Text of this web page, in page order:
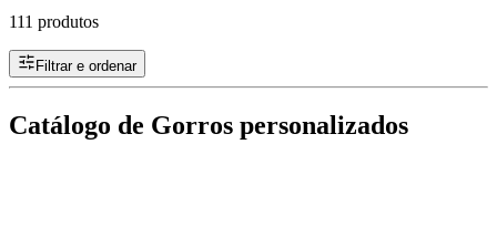
111 produtos
Filtrar e ordenar
Catálogo de Gorros personalizados